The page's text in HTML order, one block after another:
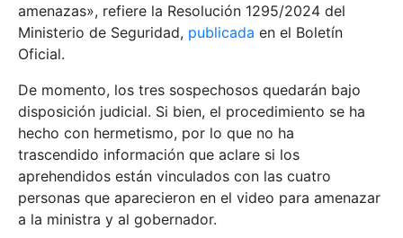
amenazas», refiere la Resolución 1295/2024 del
Ministerio de Seguridad, publicada en el Boletín
Oficial.
De momento, los tres sospechosos quedarán bajo
disposición judicial. Si bien, el procedimiento se ha
hecho con hermetismo, por lo que no ha
trascendido información que aclare si los
aprehendidos están vinculados con las cuatro
personas que aparecieron en el video para amenazar
a la ministra y al gobernador.